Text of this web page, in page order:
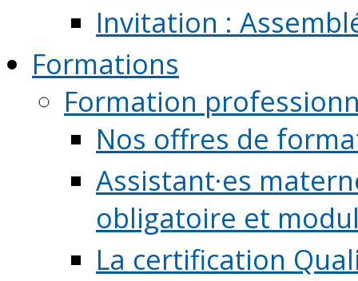
Invitation :
Formations
Formation
Nos offres de
Assistant·es
obligatoire et
La certification